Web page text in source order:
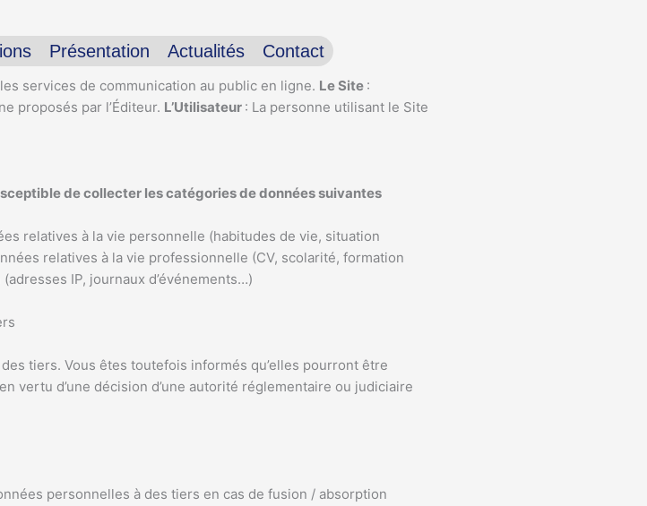
Présentation Actualités Contact
services de communication au public en ligne. Le Site :
proposés par l’Éditeur. L’Utilisateur : La personne utilisant le Site
de collecter les catégories de données suivantes
relatives à la vie personnelle (habitudes de vie, situation
relatives à la vie professionnelle (CV, scolarité, formation
IP, journaux d’événements…)
tiers. Vous êtes toutefois informés qu’elles pourront être
vertu d’une décision d’une autorité réglementaire ou judiciaire
personnelles à des tiers en cas de fusion / absorption